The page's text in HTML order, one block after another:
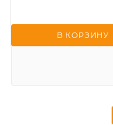
В КОРЗИНУ